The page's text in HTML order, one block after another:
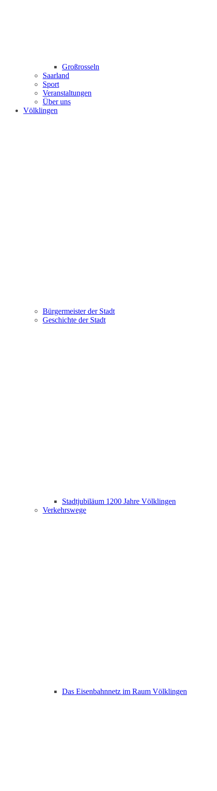
Großrosseln
Saarland
Sport
Veranstaltungen
Über uns
Völklingen
Bürgermeister der Stadt
Geschichte der Stadt
Stadtjubiläum 1200 Jahre Völklingen
Verkehrswege
Das Eisenbahnnetz im Raum Völklingen